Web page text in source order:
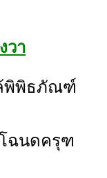
วา
พิพิธภัณฑ์
โฉนดครุฑ